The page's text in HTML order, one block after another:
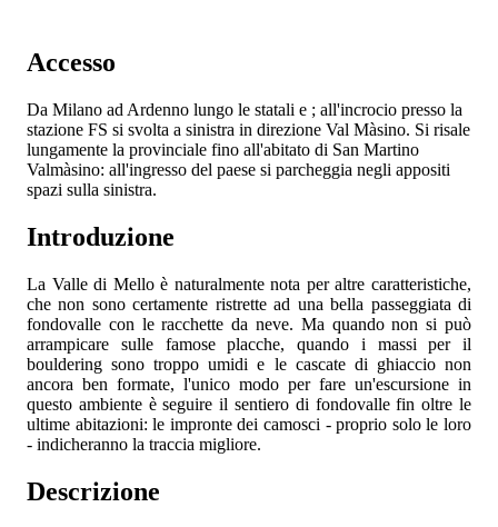
Accesso
Da Milano ad Ardenno lungo le statali e ; all'incrocio presso la
stazione FS si svolta a sinistra in direzione Val Màsino. Si risale
lungamente la provinciale fino all'abitato di San Martino
Valmàsino: all'ingresso del paese si parcheggia negli appositi
spazi sulla sinistra.
Introduzione
La Valle di Mello è naturalmente nota per altre caratteristiche,
che non sono certamente ristrette ad una bella passeggiata di
fondovalle con le racchette da neve. Ma quando non si può
arrampicare sulle famose placche, quando i massi per il
bouldering sono troppo umidi e le cascate di ghiaccio non
ancora ben formate, l'unico modo per fare un'escursione in
questo ambiente è seguire il sentiero di fondovalle fin oltre le
ultime abitazioni: le impronte dei camosci - proprio solo le loro
- indicheranno la traccia migliore.
Descrizione